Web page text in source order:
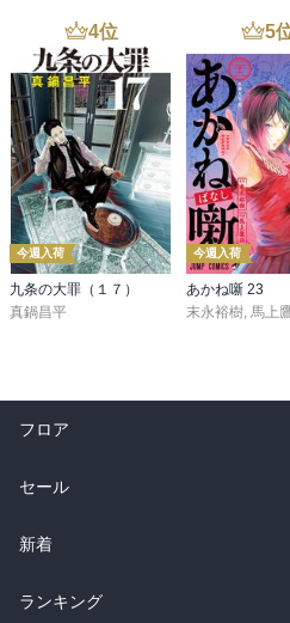
4位
今週入荷
九条の大罪（１７）
真鍋昌平
5
今週入荷
あかね噺 23
末永裕樹, 馬上
フロア
総合
ラノベ
雑誌・グラビア
セール
総合
ラノベ
新着
総合
ランキング